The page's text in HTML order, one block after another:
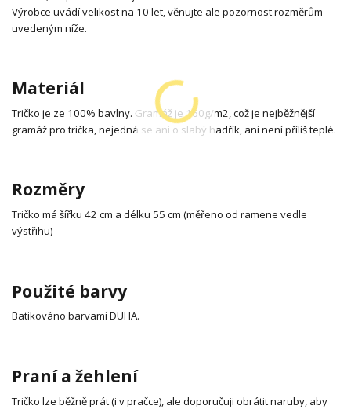
Výrobce uvádí velikost na 10 let, věnujte ale pozornost rozměrům
uvedeným níže.
Materiál
Tričko je ze 100% bavlny. Gramáž je 160g/m2, což je nejběžnější
gramáž pro trička, nejedná se ani o slabý hadřík, ani není příliš teplé.
Rozměry
Tričko má šířku 42 cm a délku 55 cm (měřeno od ramene vedle
výstřihu)
Použité barvy
Batikováno barvami DUHA.
Praní a žehlení
Tričko lze běžně prát (i v pračce), ale doporučuji obrátit naruby, aby